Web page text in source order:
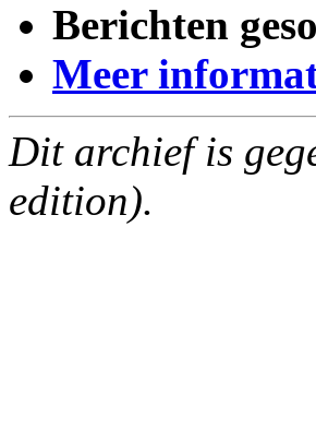
Berichten
Meer
Dit archief is
edition).